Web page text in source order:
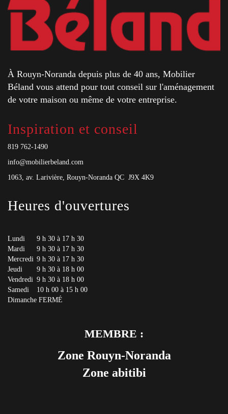
À Rouyn-Noranda depuis plus de 40 ans, Mobilier
Béland vous attend pour tout conseil sur l'aménagement
de votre maison ou même de votre entreprise.
Inspiration et conseil
819 762-1490
info@mobilierbeland.com
1063, av. Larivière, Rouyn-Noranda QC J9X 4K9
Heures d'ouvertures
Lundi
9 h 30 à 17 h 30
Mardi
9 h 30 à 17 h 30
Mercredi 9 h 30 à 17 h 30
Jeudi
9 h 30 à 18 h 00
Vendredi 9 h 30 à 18 h 00
Samedi
10 h 00 à 15 h 00
Dimanche FERMÉ
MEMBRE :
Zone Rouyn-Noranda
Zone abitibi